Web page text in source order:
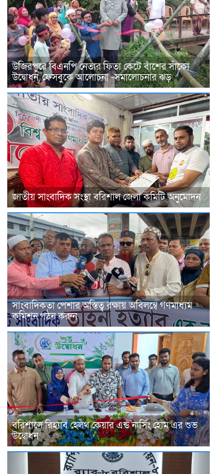
উজিরপুরে বিএনপি নেতার ফিতা কেটে বাঁশের সাঁকো
উদ্বোধন, ফেসবুকে আলোচনা -সমালোচনার ঝড়
জাতীয় সাংবাদিক সংস্থা বরিশাল জেলা কমিটি অনুমোদন
সাংবাদিকতা পেশার অস্তিত্ব রক্ষায় অবিলম্বে গণমাধ্যম
কমিশন গঠন করুন
বরিশালে রিহ্যাব হেলথ কেয়ার এন্ড নার্সিং হোম এর শুভ
উদ্বোধন